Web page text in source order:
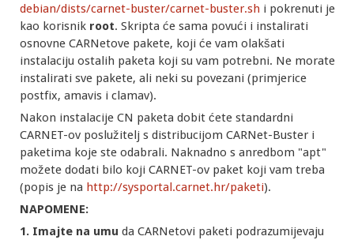
debian/dists/carnet-buster/carnet-buster.sh i pokrenuti je
kao korisnik root. Skripta će sama povući i instalirati
osnovne CARNetove pakete, koji će vam olakšati
instalaciju ostalih paketa koji su vam potrebni. Ne morate
instalirati sve pakete, ali neki su povezani (primjerice
postfix, amavis i clamav).
Nakon instalacije CN paketa dobit ćete standardni
CARNET-ov poslužitelj s distribucijom CARNet-Buster i
paketima koje ste odabrali. Naknadno s anredbom "apt"
možete dodati bilo koji CARNET-ov paket koji vam treba
(popis je na http://sysportal.carnet.hr/paketi).
NAPOMENE:
1. Imajte na umu da CARNetovi paketi podrazumijevaju